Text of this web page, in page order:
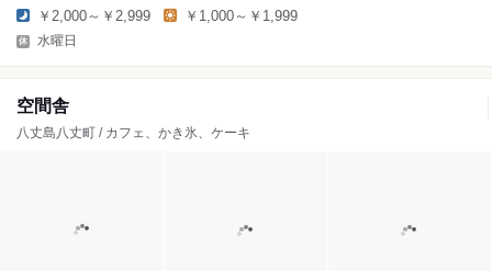
￥2,000～￥2,999 ￥1,000～￥1,999
水曜日
空間舎
八丈島八丈町 / カフェ、かき氷、ケーキ